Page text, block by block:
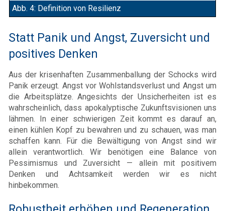
Abb. 4: Definition von Resilienz
Statt Panik und Angst, Zuversicht und
positives Denken
Aus der krisenhaften Zusammenballung der Schocks wird
Panik erzeugt. Angst vor Wohlstandsverlust und Angst um
die Arbeitsplätze. Angesichts der Unsicherheiten ist es
wahrscheinlich, dass apokalyptische Zukunftsvisionen uns
lähmen. In einer schwierigen Zeit kommt es darauf an,
einen kühlen Kopf zu bewahren und zu schauen, was man
schaffen kann. Für die Bewältigung von Angst sind wir
allein verantwortlich. Wir benötigen eine Balance von
Pessimismus und Zuversicht — allein mit positivem
Denken und Achtsamkeit werden wir es nicht
hinbekommen.